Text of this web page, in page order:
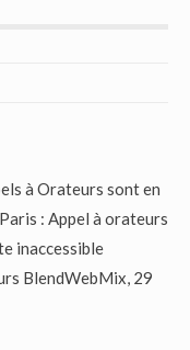
à Orateurs sont en
: Appel à orateurs
inaccessible
BlendWebMix, 29